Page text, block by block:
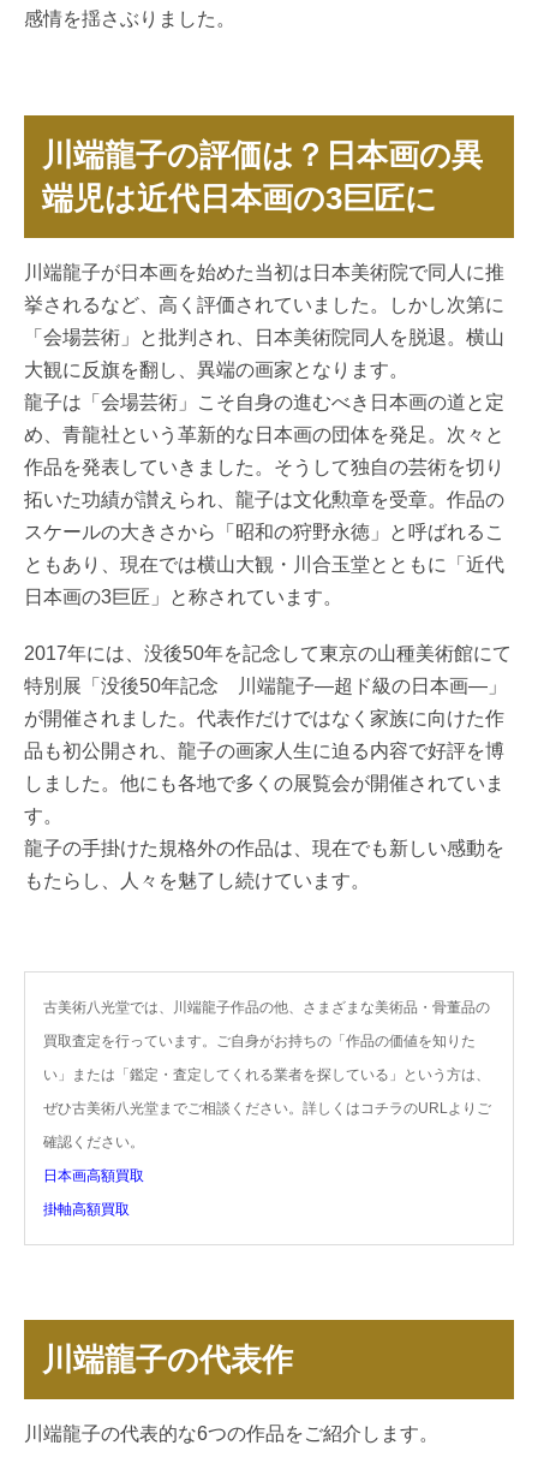
感情を揺さぶりました。
川端龍子の評価は？日本画の異
端児は近代日本画の3巨匠に
川端龍子が日本画を始めた当初は日本美術院で同人に推
挙されるなど、高く評価されていました。しかし次第に
「会場芸術」と批判され、日本美術院同人を脱退。横山
大観に反旗を翻し、異端の画家となります。
龍子は「会場芸術」こそ自身の進むべき日本画の道と定
め、青龍社という革新的な日本画の団体を発足。次々と
作品を発表していきました。そうして独自の芸術を切り
拓いた功績が讃えられ、龍子は文化勲章を受章。作品の
スケールの大きさから「昭和の狩野永徳」と呼ばれるこ
ともあり、現在では横山大観・川合玉堂とともに「近代
日本画の3巨匠」と称されています。
2017年には、没後50年を記念して東京の山種美術館にて
特別展「没後50年記念 川端龍子―超ド級の日本画―」
が開催されました。代表作だけではなく家族に向けた作
品も初公開され、龍子の画家人生に迫る内容で好評を博
しました。他にも各地で多くの展覧会が開催されていま
す。
龍子の手掛けた規格外の作品は、現在でも新しい感動を
もたらし、人々を魅了し続けています。
古美術八光堂では、川端龍子作品の他、さまざまな美術品・骨董品の
買取査定を行っています。ご自身がお持ちの「作品の価値を知りた
い」または「鑑定・査定してくれる業者を探している」という方は、
ぜひ古美術八光堂までご相談ください。詳しくはコチラのURLよりご
確認ください。
日本画高額買取
掛軸高額買取
川端龍子の代表作
川端龍子の代表的な6つの作品をご紹介します。